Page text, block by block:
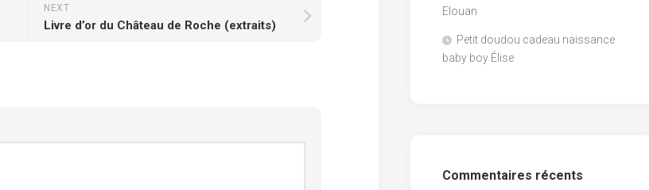
NEXT
Livre d’or du Château de Roche (extraits)
Elouan
Petit doudou cadeau naissance
baby boy Élise
Commentaires récents